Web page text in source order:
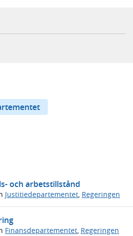
och arbetstillstånd
Justitiedepartementet Regeringen
Finansdepartementet, Regeringen